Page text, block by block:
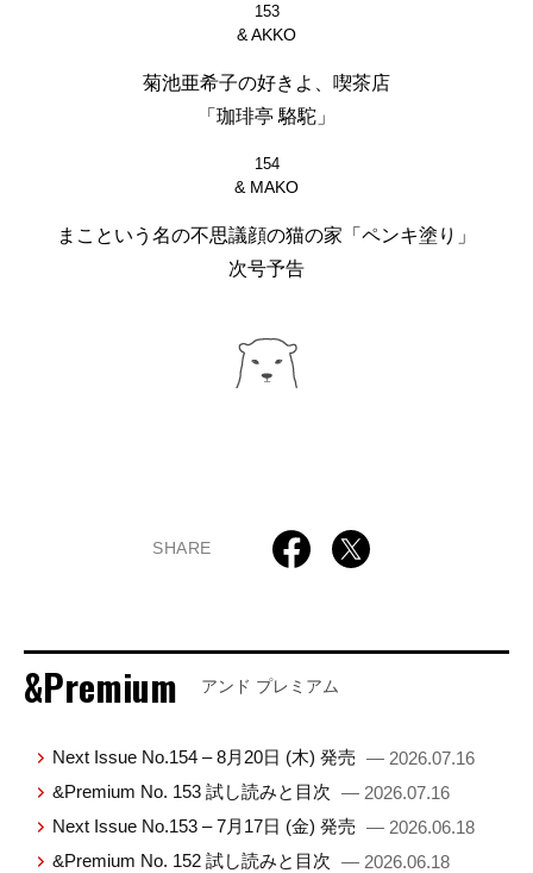
153
& AKKO
菊池亜希子の好きよ、喫茶店
「珈琲亭 駱駝」
154
& MAKO
まこという名の不思議顔の猫の家「ペンキ塗り」
次号予告
SHARE
&Premium アンド プレミアム
Next Issue No.154 – 8月20日 (木) 発売 — 2026.07.16
&Premium No. 153 試し読みと目次 — 2026.07.16
Next Issue No.153 – 7月17日 (金) 発売 — 2026.06.18
&Premium No. 152 試し読みと目次 — 2026.06.18